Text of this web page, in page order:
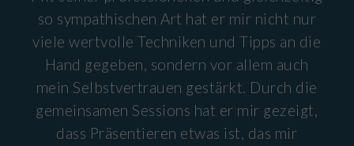
so sympathischen Art hat er mir nicht nur
viele wertvolle Techniken und Tipps an die
Hand gegeben, sondern vor allem auch
mein Selbstvertrauen gestärkt. Durch die
gemeinsamen Sessions hat er mir gezeigt,
dass Präsentieren etwas ist, das mir